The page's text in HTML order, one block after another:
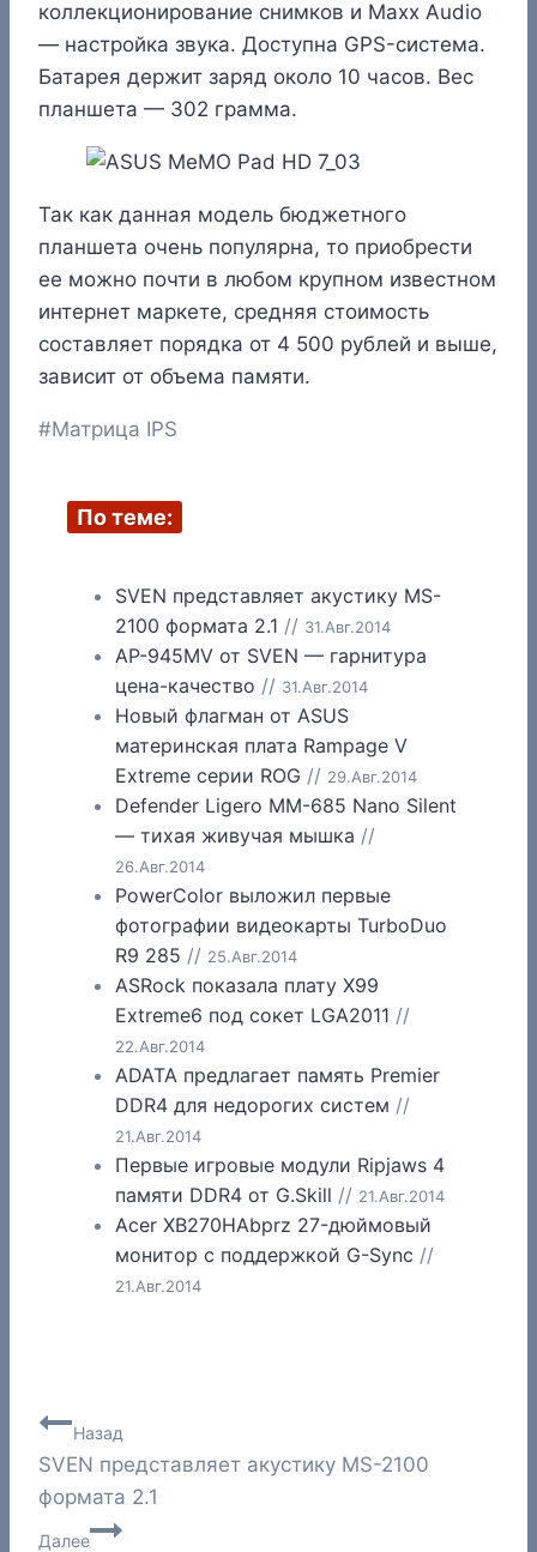
коллекционирование снимков и Maxx Audio
— настройка звука. Доступна GPS-система.
Батарея держит заряд около 10 часов. Вес
планшета — 302 грамма.
Так как данная модель бюджетного
планшета очень популярна, то приобрести
ее можно почти в любом крупном известном
интернет маркете, средняя стоимость
составляет порядка от 4 500 рублей и выше,
зависит от объема памяти.
Метки
#Матрица IPS
По теме:
SVEN представляет акустику MS-
2100 формата 2.1 // 31.Авг.2014
AP-945MV от SVEN — гарнитура
цена-качество // 31.Авг.2014
Новый флагман от ASUS
материнская плата Rampage V
Extreme серии ROG // 29.Авг.2014
Defender Ligero MM-685 Nano Silent
— тихая живучая мышка //
26.Авг.2014
PowerColor выложил первые
фотографии видеокарты TurboDuo
R9 285 // 25.Авг.2014
ASRock показала плату X99
Extreme6 под сокет LGA2011 //
22.Авг.2014
ADATA предлагает память Premier
DDR4 для недорогих систем //
21.Авг.2014
Первые игровые модули Ripjaws 4
памяти DDR4 от G.Skill // 21.Авг.2014
Acer XB270HAbprz 27-дюймовый
монитор с поддержкой G-Sync //
21.Авг.2014
Навигация
по
записям
Назад
SVEN представляет акустику MS-2100
формата 2.1
Далее